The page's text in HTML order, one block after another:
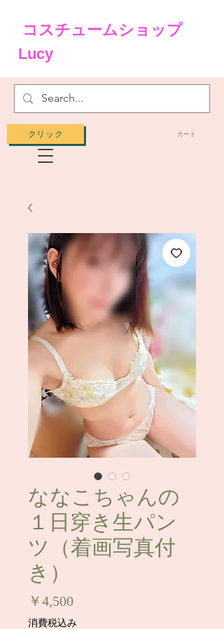
カート
クリック
コスチュームショップ
Lucy
ななこちゃんの
１日穿き生パン
ツ（着画写真付
き）
￥4,500価
格
消費税込み